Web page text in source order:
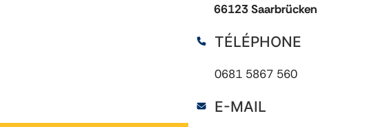
66123 Saarbrücken
TÉLÉPHONE
0681 5867 560
E-MAIL